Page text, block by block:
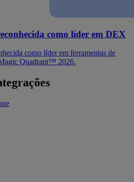
como líder em DEX
como líder em ferramentas de
Quadrant™ 2026.